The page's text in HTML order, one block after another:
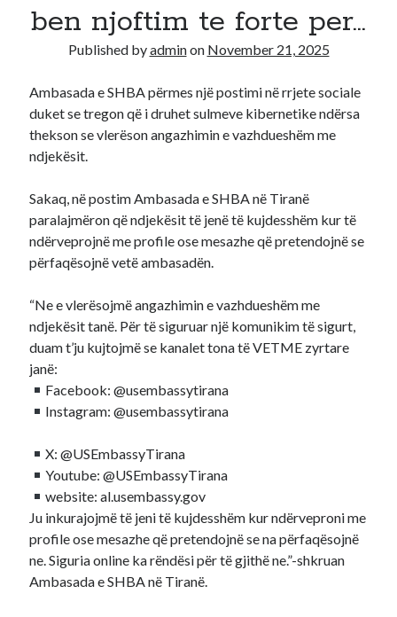
Recent Comments
ben njoftim te forte per…
Published byadminon November 21, 2025
Ambasada e SHBA përmes një postimi në rrjete sociale
duket se tregon që i druhet sulmeve kibernetike ndërsa
thekson se vlerëson angazhimin e vazhdueshëm me
ndjekësit.
Sakaq, në postim Ambasada e SHBA në Tiranë
paralajmëron që ndjekësit të jenë të kujdesshëm kur të
ndërveprojnë me profile ose mesazhe që pretendojnë se
përfaqësojnë vetë ambasadën.
“Ne e vlerësojmë angazhimin e vazhdueshëm me
ndjekësit tanë. Për të siguruar një komunikim të sigurt,
duam t’ju kujtojmë se kanalet tona të VETME zyrtare
janë:
Facebook: @usembassytirana
Instagram: @usembassytirana
X: @USEmbassyTirana
Youtube: @USEmbassyTirana
website: al.usembassy.gov
Ju inkurajojmë të jeni të kujdesshëm kur ndërveproni me
profile ose mesazhe që pretendojnë se na përfaqësojnë
ne. Siguria online ka rëndësi për të gjithë ne.”-shkruan
Ambasada e SHBA në Tiranë.